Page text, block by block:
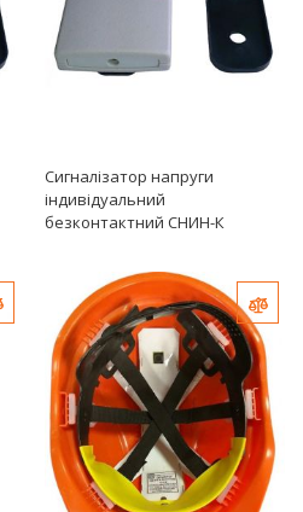
Сигналізатор напруги
індивідуальний
безконтактний СНИН-К
Додати до порівняння